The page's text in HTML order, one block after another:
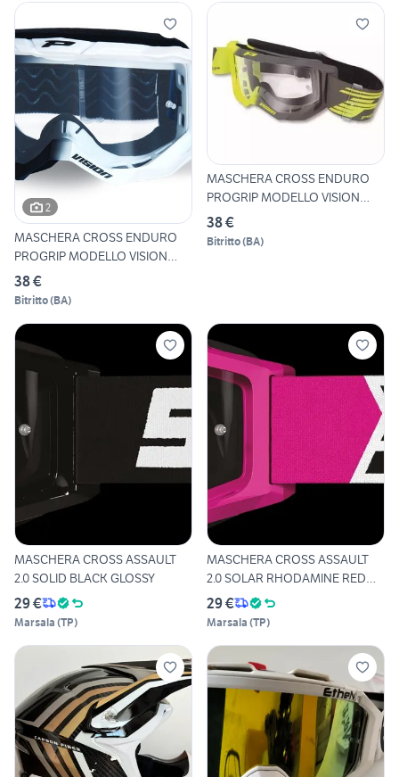
2
MASCHERA CROSS ENDURO
PROGRIP MODELLO VISION
3300
38 €
Bitritto(BA)
MASCHERA CROSS ENDURO
PROGRIP MODELLO VISION
3300
38 €
Bitritto(BA)
MASCHERA CROSS ASSAULT
2.0 SOLID BLACK GLOSSY
29 €
Marsala (TP)
MASCHERA CROSS ASSAULT
2.0 SOLAR RHODAMINE RED
MAT
29 €
Marsala (TP)